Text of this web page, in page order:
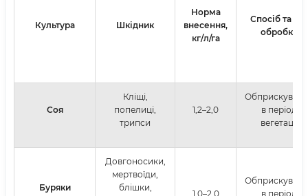
Культура Шкідник
Норма
внесення,
кг/л/га
Спосіб та час
обробки
Соя
Кліщі,
попелиці,
трипси
1,2–2,0
в період
вегетації
Буряки
Довгоносики,
мертвоїди,
блішки,
1,0–2,0
в період